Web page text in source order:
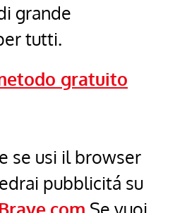
grande
tutti.
gratuito
se usi il browser
pubblicitá su
Brave.com Se vuoi